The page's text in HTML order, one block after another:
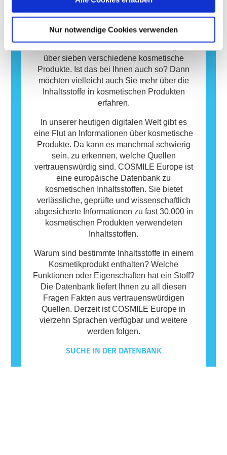
Nur notwendige Cookies verwenden
jedoch nicht, dass das Produkt für andere
Kosmetische Produkte sind wichtig für uns
Menschen und spielen eine essenzielle Rolle
in unserem Alltag. Im Durchschnitt
verwenden die europäischen
über sieben verschiedene kosmetische
Produkte. Ist das bei Ihnen auch so? Dann
möchten vielleicht auch Sie mehr über die
Inhaltsstoffe in kosmetischen Produkten
erfahren.
In unserer heutigen digitalen Welt gibt es
eine Flut an Informationen über kosmetische
Produkte. Da kann es manchmal schwierig
sein, zu erkennen, welche Quellen
vertrauenswürdig sind. COSMILE Europe ist
eine europäische Datenbank zu
kosmetischen Inhaltsstoffen. Sie bietet
verlässliche, geprüfte und wissenschaftlich
abgesicherte Informationen zu fast 30.000 in
kosmetischen Produkten verwendeten
Inhaltsstoffen.
Warum sind bestimmte Inhaltsstoffe in einem
Kosmetikprodukt enthalten? Welche
Funktionen oder Eigenschaften hat ein Stoff?
Die Datenbank liefert Ihnen zu all diesen
Fragen Fakten aus vertrauenswürdigen
Quellen. Derzeit ist COSMILE Europe in
vierzehn Sprachen verfügbar und weitere
werden folgen.
SUCHE IN DER DATENBANK